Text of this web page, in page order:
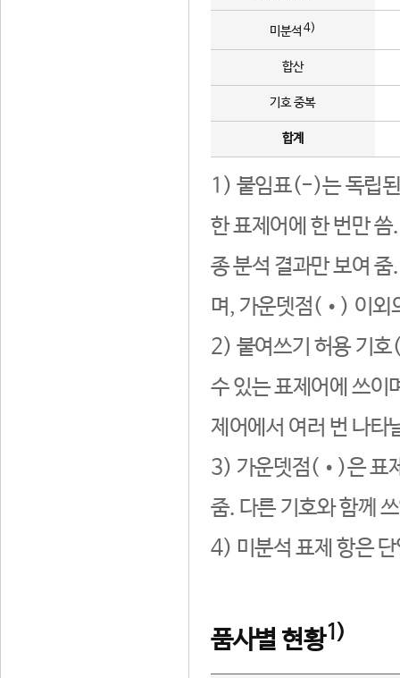
미분석 4)
합산
기호 중복
합계
1) 붙임표(-)는 독립된
한 표제어에 한 번만
종 분석 결과만 보여
며, 가운뎃점(•) 이외
2) 붙여쓰기 허용 기호
수 있는 표제어에 쓰이
제어에서 여러 번 나타
3) 가운뎃점(•)은 표
줌. 다른 기호와 함께
4) 미분석 표제 항은
품사별 현황1)